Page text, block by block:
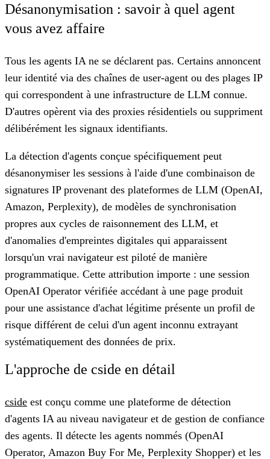
Désanonymisation : savoir à quel agent
vous avez affaire
Tous les agents IA ne se déclarent pas. Certains annoncent
leur identité via des chaînes de user-agent ou des plages IP
qui correspondent à une infrastructure de LLM connue.
D'autres opèrent via des proxies résidentiels ou suppriment
délibérément les signaux identifiants.
La détection d'agents conçue spécifiquement peut
désanonymiser les sessions à l'aide d'une combinaison de
signatures IP provenant des plateformes de LLM (OpenAI,
Amazon, Perplexity), de modèles de synchronisation
propres aux cycles de raisonnement des LLM, et
d'anomalies d'empreintes digitales qui apparaissent
lorsqu'un vrai navigateur est piloté de manière
programmatique. Cette attribution importe : une session
OpenAI Operator vérifiée accédant à une page produit
pour une assistance d'achat légitime présente un profil de
risque différent de celui d'un agent inconnu extrayant
systématiquement des données de prix.
L'approche de cside en détail
cside est conçu comme une plateforme de détection
d'agents IA au niveau navigateur et de gestion de confiance
des agents. Il détecte les agents nommés (OpenAI
Operator, Amazon Buy For Me, Perplexity Shopper) et les